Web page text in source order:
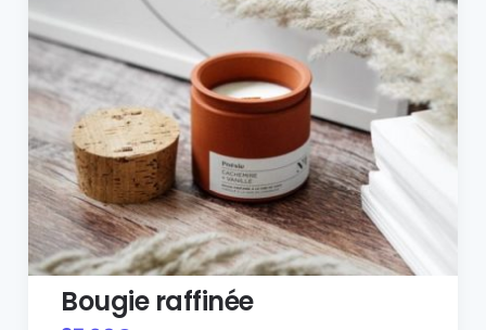
Bougie raffinée